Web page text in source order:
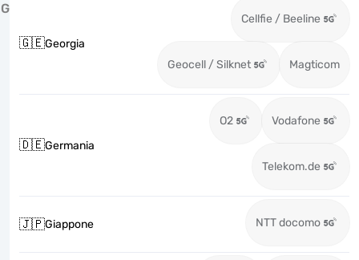
G
🇬🇪Georgia
Cellfie / Beeline
Geocell / Silknet Magticom
🇩🇪Germania
O2 Vodafone
Telekom.de
🇯🇵Giappone NTT docomo